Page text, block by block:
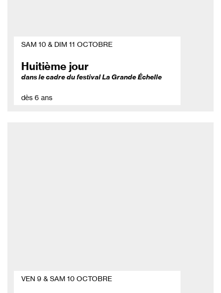
SAM 10 & DIM 11 OCTOBRE
Huitième jour
dans le cadre du festival La Grande Échelle
dès 6 ans
VEN 9 & SAM 10 OCTOBRE